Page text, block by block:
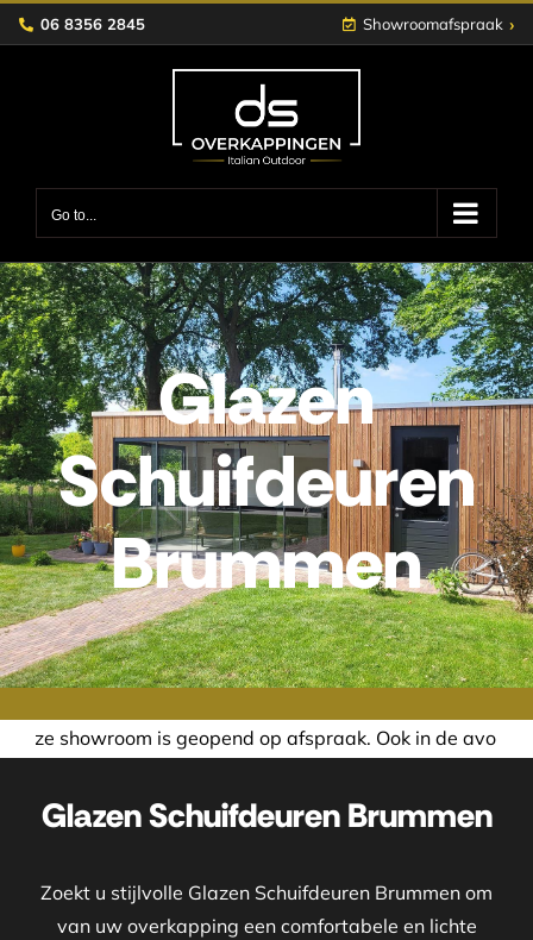
Skip
to
06 8356 2845 Showroomafspraak ›
Go to...
Glazen
Schuifdeuren
Brummen
geopend op afspraak. Ook in de avond of in het weekend
Glazen Schuifdeuren Brummen
Zoekt u stijlvolle Glazen Schuifdeuren Brummen om
van uw overkapping een comfortabele en lichte